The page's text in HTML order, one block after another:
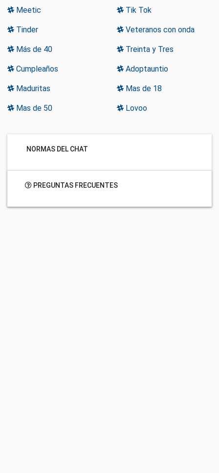
Meetic Tik Tok
Tinder Veteranos con onda
Más de 40 Treinta y Tres
Cumpleaños Adoptauntio
Maduritas Mas de 18
Mas de 50 Lovoo
NORMAS DEL CHAT
PREGUNTAS FRECUENTES